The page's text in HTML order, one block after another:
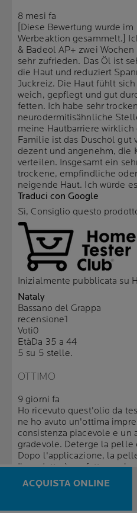
8 mesi fa
[Diese Bewertung wurde
Werbeaktion gesammelt.]
& Badeöl AP+ zwei
sehr zufrieden. Das Öl ist
die Haut und reduziert
Juckreiz. Die Haut fühlt
weich, gepflegt und gut
fetten. Ich habe sehr
neurodermitisähnliche
meine Hautbarriere
Familie ist das Duschöl gut
dezent und angenehm, die
verteilen. Insgesamt ein
trockene, empfindliche
neigende Haut. Ich würde
Traduci con Google
Sì, Consiglio questo
Inizialmente pubblicata su
Nataly
Bassano del Grappa
recensione1
Voti0
EtàDa 35 a 44
5 su 5 stelle.
OTTIMO
9 giorni fa
Ho ricevuto quest'olio da
ne ho avuto un'ottima
consistenza piacevole e un
gradevole. Deterge la pelle
Dopo l'applicazione, la
Il prodotto è perfetto per la
atopica. È particolarmente
fredda, quando la pelle
ACQUISTA ONLINE